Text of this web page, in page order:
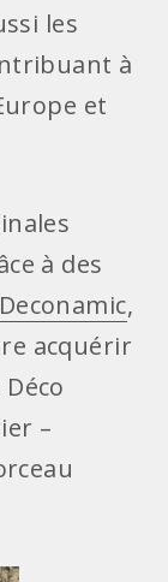
les
à
et
à des
Deconamic,
acquérir
–